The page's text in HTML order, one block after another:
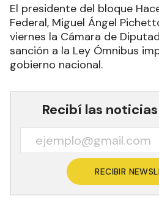
El presidente del bloque
Federal, Miguel Ángel
viernes la Cámara de
sanción a la Ley Ómnibus
gobierno nacional.
Recibí las
RECIBIR